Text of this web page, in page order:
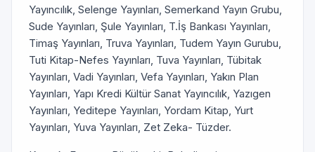
Yayıncılık, Selenge Yayınları, Semerkand Yayın Grubu,
Sude Yayınları, Şule Yayınları, T.İş Bankası Yayınları,
Timaş Yayınları, Truva Yayınları, Tudem Yayın Gurubu,
Tuti Kitap-Nefes Yayınları, Tuva Yayınları, Tübitak
Yayınları, Vadi Yayınları, Vefa Yayınları, Yakın Plan
Yayınları, Yapı Kredi Kültür Sanat Yayıncılık, Yazıgen
Yayınları, Yeditepe Yayınları, Yordam Kitap, Yurt
Yayınları, Yuva Yayınları, Zet Zeka- Tüzder.